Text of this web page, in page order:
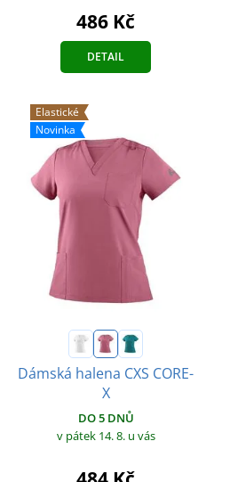
486 Kč
DETAIL
Elastické
Novinka
Dámská halena CXS CORE-
X
DO 5 DNŮ
v pátek 14. 8. u vás